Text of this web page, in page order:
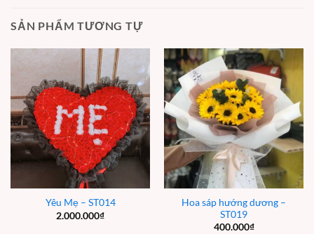
SẢN PHẨM TƯƠNG TỰ
Yêu Mẹ – ST014
2.000.000₫
Hoa sáp hướng dương –
ST019
400.000₫